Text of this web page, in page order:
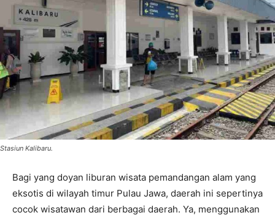
Stasiun Kalibaru.
Bagi yang doyan liburan wisata pemandangan alam yang
eksotis di wilayah timur Pulau Jawa, daerah ini sepertinya
cocok wisatawan dari berbagai daerah. Ya, menggunakan